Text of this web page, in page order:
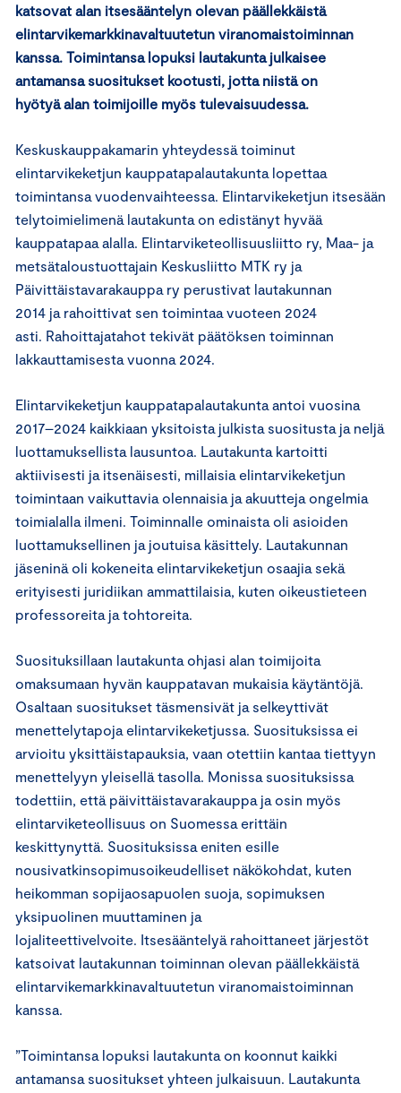
katsovat alan itsesääntelyn olevan päällekkäistä
elintarvikemarkkinavaltuutetun viranomaistoiminnan
kanssa. Toimintansa lopuksi lautakunta julkaisee
antamansa suositukset kootusti, jotta niistä on
hyötyä alan toimijoille myös tulevaisuudessa.
Keskuskauppakamarin yhteydessä toiminut
elintarvikeketjun kauppatapalautakunta lopettaa
toimintansa vuodenvaihteessa. Elintarvikeketjun itsesään
telytoimielimenä lautakunta on edistänyt hyvää
kauppatapaa alalla. Elintarviketeollisuusliitto ry, Maa- ja
metsätaloustuottajain Keskusliitto MTK ry ja
Päivittäistavarakauppa ry perustivat lautakunnan
2014 ja rahoittivat sen toimintaa vuoteen 2024
asti. Rahoittajatahot tekivät päätöksen toiminnan
lakkauttamisesta vuonna 2024.
Elintarvikeketjun kauppatapalautakunta antoi vuosina
2017–2024 kaikkiaan yksitoista julkista suositusta ja neljä
luottamuksellista lausuntoa. Lautakunta kartoitti
aktiivisesti ja itsenäisesti, millaisia elintarvikeketjun
toimintaan vaikuttavia olennaisia ja akuutteja ongelmia
toimialalla ilmeni. Toiminnalle ominaista oli asioiden
luottamuksellinen ja joutuisa käsittely. Lautakunnan
jäseninä oli kokeneita elintarvikeketjun osaajia sekä
erityisesti juridiikan ammattilaisia, kuten oikeustieteen
professoreita ja tohtoreita.
Suosituksillaan lautakunta ohjasi alan toimijoita
omaksumaan hyvän kauppatavan mukaisia käytäntöjä.
Osaltaan suositukset täsmensivät ja selkeyttivät
menettelytapoja elintarvikeketjussa. Suosituksissa ei
arvioitu yksittäistapauksia, vaan otettiin kantaa tiettyyn
menettelyyn yleisellä tasolla. Monissa suosituksissa
todettiin, että päivittäistavarakauppa ja osin myös
elintarviketeollisuus on Suomessa erittäin
keskittynyttä. Suosituksissa eniten esille
nousivatkinsopimusoikeudelliset näkökohdat, kuten
heikomman sopijaosapuolen suoja, sopimuksen
yksipuolinen muuttaminen ja
lojaliteettivelvoite. Itsesääntelyä rahoittaneet järjestöt
katsoivat lautakunnan toiminnan olevan päällekkäistä
elintarvikemarkkinavaltuutetun viranomaistoiminnan
kanssa.
”Toimintansa lopuksi lautakunta on koonnut kaikki
antamansa suositukset yhteen julkaisuun. Lautakunta